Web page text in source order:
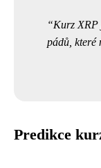
Kurz XRP
pádů, které
Predikce